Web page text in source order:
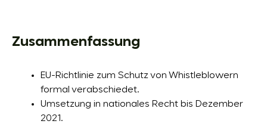
Zusammenfassung
EU-Richtlinie zum Schutz von Whistleblowern
formal verabschiedet.
Umsetzung in nationales Recht bis Dezember
2021.